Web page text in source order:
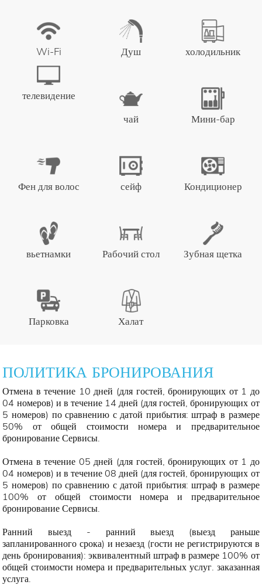
Wi-Fi Душ холодильник
телевидение
чай
Мини-бар
Фен для волос сейф Кондиционер
вьетнамки Рабочий стол Зубная щетка
Парковка Халат
ПОЛИТИКА БРОНИРОВАНИЯ
Отмена в течение 10 дней (для гостей, бронирующих от 1 до
04 номеров) и в течение 14 дней (для гостей, бронирующих от
5 номеров) по сравнению с датой прибытия: штраф в размере
50% от общей стоимости номера и предварительное
бронирование Сервисы.
Отмена в течение 05 дней (для гостей, бронирующих от 1 до
04 номеров) и в течение 08 дней (для гостей, бронирующих от
5 номеров) по сравнению с датой прибытия: штраф в размере
100% от общей стоимости номера и предварительное
бронирование Сервисы.
Ранний выезд - ранний выезд (выезд раньше
запланированного срока) и незаезд (гости не регистрируются в
день бронирования): эквивалентный штраф в размере 100% от
общей стоимости номера и предварительных услуг. заказанная
услуга.